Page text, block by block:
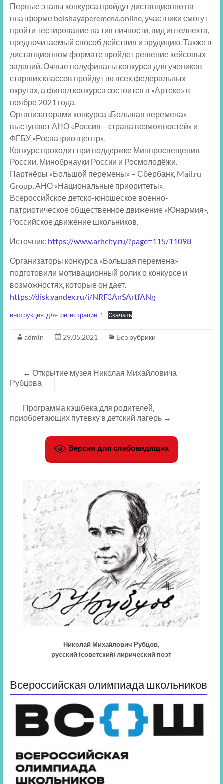
Первые этапы конкурса пройдут дистанционно на
платформе bolshayaperemena.online, участники смогут
пройти тестирование на тип личности, вид интеллекта,
предпочитаемый способ действия и эрудицию. Также в
дистанционном формате пройдет решение кейсовых
заданий. Очные полуфиналы конкурса для учеников
старших классов пройдут во всех федеральных
округах, а финал конкурса состоится в «Артеке» в
ноябре 2021 года.
Организаторами конкурса «Большая перемена»
выступают АНО «Россия – страна возможностей» и
ФГБУ «Роспатриотцентр».
Конкурс проходит при поддержке Минпросвещения
России, Минобрнауки России и Росмолодёжи.
Партнёры «Большой перемены» – Сбербанк, Mail.ru
Group, АНО «Национальные приоритеты»,
Всероссийское детско-юношеское военно-
патриотическое общественное движение «Юнармия»,
Российское движение школьников.
Источник: https://www.arhcity.ru/?page=115/11098
Организаторы конкурса «Большая перемена»
подготовили мотивационный ролик о конкурсе и
возможностях, которые он дает.
https://disk.yandex.ru/i/NRF3AnSArtfANg
инструкция-для-регистрации-1 Скачать
admin 29.05.2021 Без рубрики
← Открытие музея Николая Михайловича
Рубцова
Программа кэшбека для родителей,
приобретающих путевку в детский лагерь →
Версия для слабовидящих
Николай Михайлович Рубцов,
русский (советский) лирический поэт
Всероссийская олимпиада школьников